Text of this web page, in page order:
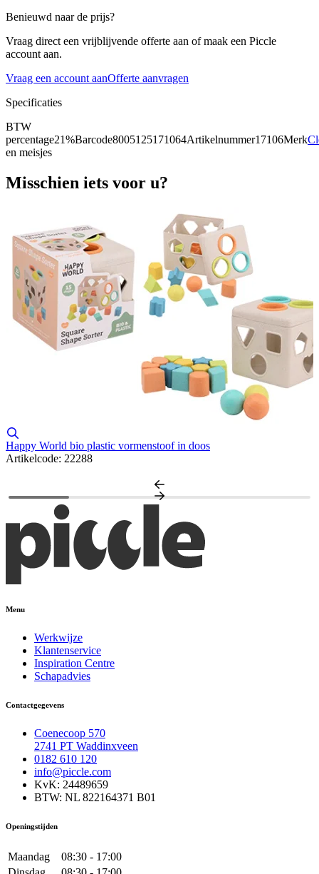
Benieuwd naar de prijs?
Vraag direct een vrijblijvende offerte aan of maak een Piccle
account aan.
Vraag een account aanOfferte aanvragen
Specificaties
BTW
percentage21%Barcode8005125171064Artikelnummer17106Merk
en meisjes
Misschien iets voor u?
Happy World bio plastic vormenstoof in doos
Artikelcode: 22288
Menu
Werkwijze
Klantenservice
Inspiration Centre
Schapadvies
Contactgegevens
Coenecoop 570
2741 PT Waddinxveen
0182 610 120
info@piccle.com
KvK: 24489659
BTW: NL 822164371 B01
Openingstijden
Maandag
08:30 - 17:00